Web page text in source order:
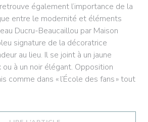
également l’importance de la
entre le modernité et éléments
Ducru-Beaucaillou par Maison
signature de la décoratrice
au lieu. Il se joint à un jaune
à un noir élégant. Opposition
comme dans « l’École des fans » tout